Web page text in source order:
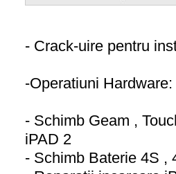
- Crack-uire pentru
-Operatiuni Hardware:
- Schimb Geam ,
iPAD 2
- Schimb Baterie 4S ,